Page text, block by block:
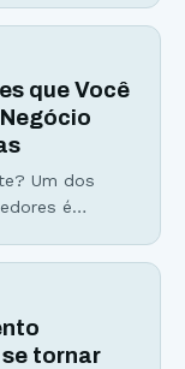
e
entretanto
perceber
que Você
Um dos
é
eficientes. A
E
tornar